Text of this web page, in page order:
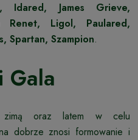
Idared, James Grieve,
Renet, Ligol, Paulared,
Spartan, Szampion.
Gala
zimą oraz latem w celu
dobrze znosi formowanie i